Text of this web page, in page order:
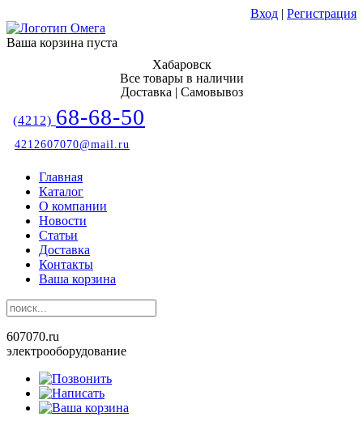
Вход | Регистрация
Ваша корзина пуста
Хабаровск
Все товары в наличии
Доставка | Самовывоз
(4212) 68-68-50
4212607070@mail.ru
Главная
Каталог
О компании
Новости
Статьи
Доставка
Контакты
Ваша корзина
607070.ru
электрооборудование